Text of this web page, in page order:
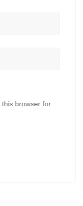
this browser for